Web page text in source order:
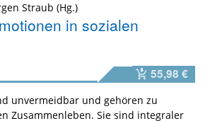
Straub
in sozialen
55,98 €
unvermeidbar und gehören zu
Zusammenleben. Sie sind integraler